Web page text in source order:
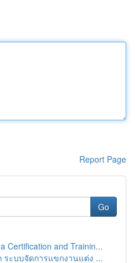
Report Page
Go
Certification and Trainin...
ระบบจัดการแขกงานแต่ง ...